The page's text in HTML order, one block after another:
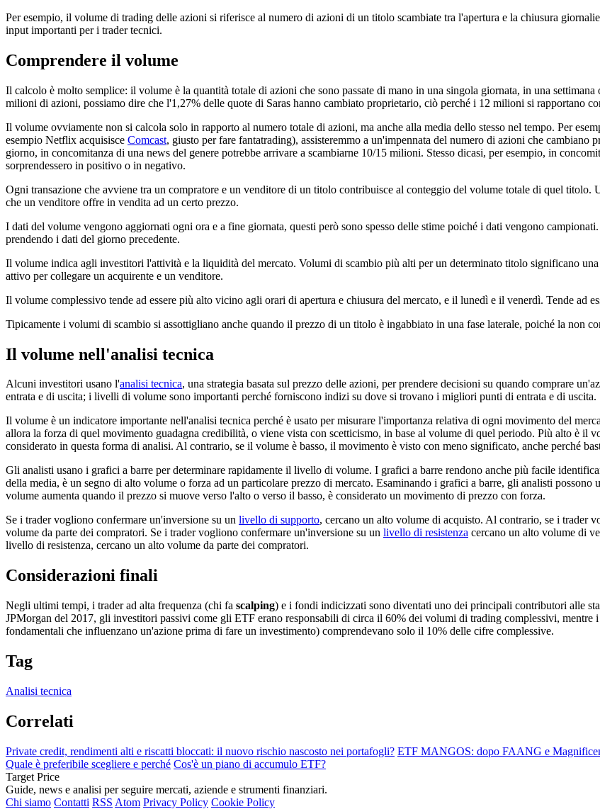
Per esempio, il volume di trading delle azioni si riferisce al numero di azioni di un titolo scambiate tra l'apertura e la chiusura
input importanti per i trader tecnici.
Comprendere il volume
Il calcolo è molto semplice: il volume è la quantità totale di azioni che sono passate di mano in una singola giornata, in una settimana
milioni di azioni, possiamo dire che l'1,27% delle quote di Saras hanno cambiato proprietario, ciò perché i 12 milioni si rapportano
Il volume ovviamente non si calcola solo in rapporto al numero totale di azioni, ma anche alla media dello stesso nel tempo. Per
esempio Netflix acquisisce Comcast, giusto per fare fantatrading), assisteremmo a un'impennata del numero di azioni che
giorno, in concomitanza di una news del genere potrebbe arrivare a scambiarne 10/15 milioni. Stesso dicasi, per esempio, in
sorprendessero in positivo o in negativo.
Ogni transazione che avviene tra un compratore e un venditore di un titolo contribuisce al conteggio del volume totale di quel titolo.
che un venditore offre in vendita ad un certo prezzo.
I dati del volume vengono aggiornati ogni ora e a fine giornata, questi però sono spesso delle stime poiché i dati vengono
prendendo i dati del giorno precedente.
Il volume indica agli investitori l'attività e la liquidità del mercato. Volumi di scambio più alti per un determinato titolo significano
attivo per collegare un acquirente e un venditore.
Il volume complessivo tende ad essere più alto vicino agli orari di apertura e chiusura del mercato, e il lunedì e il venerdì. Tende ad
Tipicamente i volumi di scambio si assottigliano anche quando il prezzo di un titolo è ingabbiato in una fase laterale, poiché la non
Il volume nell'analisi tecnica
Alcuni investitori usano l'analisi tecnica, una strategia basata sul prezzo delle azioni, per prendere decisioni su quando comprare
entrata e di uscita; i livelli di volume sono importanti perché forniscono indizi su dove si trovano i migliori punti di entrata e di uscita.
Il volume è un indicatore importante nell'analisi tecnica perché è usato per misurare l'importanza relativa di ogni movimento del
allora la forza di quel movimento guadagna credibilità, o viene vista con scetticismo, in base al volume di quel periodo. Più alto è
considerato in questa forma di analisi. Al contrario, se il volume è basso, il movimento è visto con meno significato, anche perché
Gli analisti usano i grafici a barre per determinare rapidamente il livello di volume. I grafici a barre rendono anche più facile
della media, è un segno di alto volume o forza ad un particolare prezzo di mercato. Esaminando i grafici a barre, gli analisti
volume aumenta quando il prezzo si muove verso l'alto o verso il basso, è considerato un movimento di prezzo con forza.
Se i trader vogliono confermare un'inversione su un livello di supporto, cercano un alto volume di acquisto. Al contrario, se i trader
volume da parte dei compratori. Se i trader vogliono confermare un'inversione su un livello di resistenza cercano un alto volume di
livello di resistenza, cercano un alto volume da parte dei compratori.
Considerazioni finali
Negli ultimi tempi, i trader ad alta frequenza (chi fa scalping) e i fondi indicizzati sono diventati uno dei principali contributori alle
JPMorgan del 2017, gli investitori passivi come gli ETF erano responsabili di circa il 60% dei volumi di trading complessivi,
fondamentali che influenzano un'azione prima di fare un investimento) comprendevano solo il 10% delle cifre complessive.
Tag
Analisi tecnica
Correlati
Private credit, rendimenti alti e riscatti bloccati: il nuovo rischio nascosto nei portafogli? ETF MANGOS: dopo FAANG e
Quale è preferibile scegliere e perché Cos'è un piano di accumulo ETF?
Target Price
Guide, news e analisi per seguire mercati, aziende e strumenti finanziari.
Chi siamo Contatti RSS Atom Privacy Policy Cookie Policy